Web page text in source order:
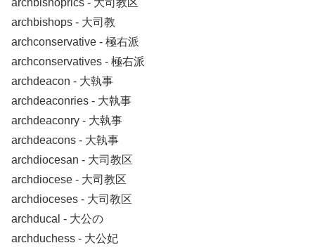
archbishops ‐ 大司教
archconservative ‐ 極右派
archconservatives ‐ 極右派
archdeacon ‐ 大執事
archdeaconries ‐ 大執事
archdeaconry ‐ 大執事
archdeacons ‐ 大執事
archdiocesan ‐ 大司教区
archdiocese ‐ 大司教区
archdioceses ‐ 大司教区
archducal ‐ 大公の
archduchess ‐ 大公妃